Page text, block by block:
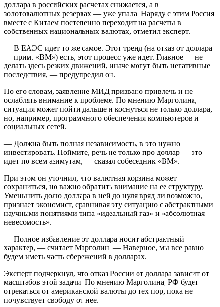
доллара в российских расчетах снижается, а в
золотовалютных резервах — уже упала. Наряду с этим Россия
вместе с Китаем постепенно переходит на расчеты в
собственных национальных валютах, отметил эксперт.
— В ЕАЭС идет то же самое. Этот тренд (на отказ от доллара
— прим. «ВМ») есть, этот процесс уже идет. Главное — не
делать здесь резких движений, иначе могут быть негативные
последствия, — предупредил он.
По его словам, заявление МИД призвано привлечь и не
ослаблять внимание к проблеме. По мнению Марголина,
ситуация может пойти дальше и коснуться не только доллара,
но, например, программного обеспечения компьютеров и
социальных сетей.
— Должна быть полная независимость, в это нужно
инвестировать. Поймите, речь не только про доллар — это
идет по всем азимутам, — сказал собеседник «ВМ».
При этом он уточнил, что валютная корзина может
сохраниться, но важно обратить внимание на ее структуру.
Уменьшить долю доллара в ней до нуля вряд ли возможно,
признает экономист, сравнивая эту ситуацию с абстрактными
научными понятиями типа «идеальный газ» и «абсолютная
невесомость».
— Полное избавление от доллара носит абстрактный
характер, — считает Марголин. — Наверное, мы все равно
будем иметь часть сбережений в долларах.
Эксперт подчеркнул, что отказ России от доллара зависит от
масштабов этой задачи. По мнению Марголина, РФ будет
отрекаться от американской валюты до тех пор, пока не
почувствует свободу от нее.